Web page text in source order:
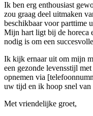
Ik ben erg enthousiast
zou graag deel uitmaken
beschikbaar voor parttime
Mijn hart ligt bij de horeca
nodig is om een
Ik kijk ernaar uit om mijn
een gezonde levensstijl
opnemen via
uw tijd en ik hoop snel van
Met vriendelijke groet,